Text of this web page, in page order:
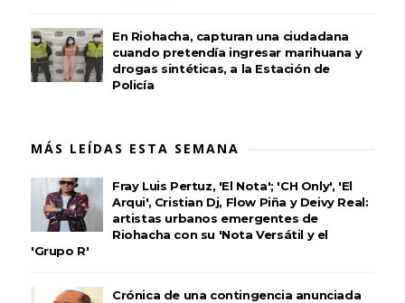
En Riohacha, capturan una ciudadana
cuando pretendía ingresar marihuana y
drogas sintéticas, a la Estación de
Policía
MÁS LEÍDAS ESTA SEMANA
Fray Luis Pertuz, 'El Nota'; 'CH Only', 'El
Arqui', Cristian Dj, Flow Piña y Deivy Real:
artistas urbanos emergentes de
Riohacha con su 'Nota Versátil y el
'Grupo R'
Crónica de una contingencia anunciada